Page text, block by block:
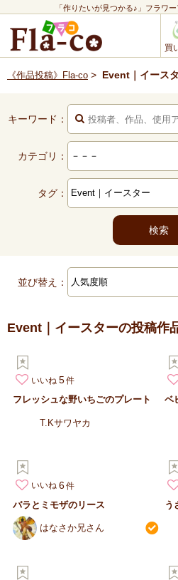
「作りたいが見つかる♪」フラワ
買
《作品投稿》Fla-co > Event｜イース
キーワード：
カテゴリ：
タグ：
並び替え：
Event｜イースターの投稿作
いいね 5
フレッシュな野いちごのプレート
T.Kサワヤカ
ベ
いいね 6
バラとミモザのリース
はなさか兄さん